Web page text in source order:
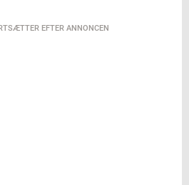
EFTER ANNONCEN